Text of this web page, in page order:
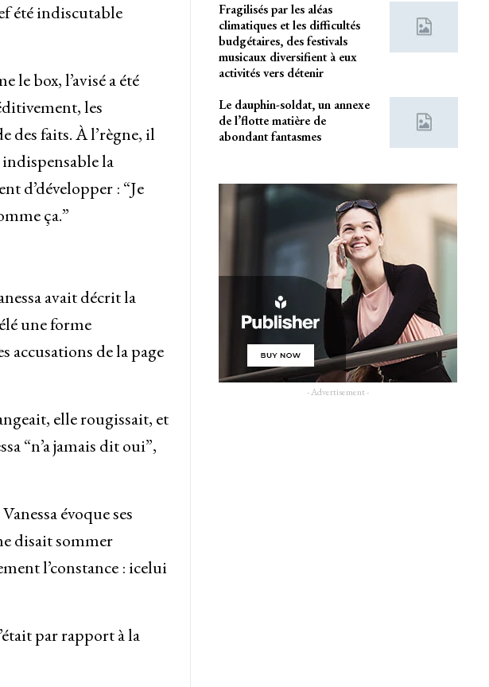
été indiscutable
box, l’avisé a été
les
des faits. À l’règne, il
indispensable la
d’développer : “Je
ça.”
avait décrit la
une forme
accusations de la page
elle rougissait, et
“n’a jamais dit oui”,
évoque ses
disait sommer
l’constance : icelui
par rapport à la
Fragilisés par les aléas
climatiques et les difficultés
budgétaires, des festivals
musicaux diversifient à eux
activités vers détenir
Le dauphin-soldat, un annexe
de l’flotte matière de
abondant fantasmes
- Advertisement -